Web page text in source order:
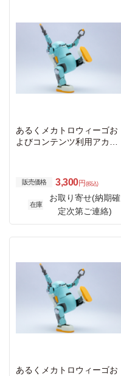
あるくメカトロウィーゴお
よびコンテンツ利用アカウ
販売価格 3,300円 (税込)
在庫
お取り寄せ(納期確
定次第ご連絡)
あるくメカトロウィーゴお